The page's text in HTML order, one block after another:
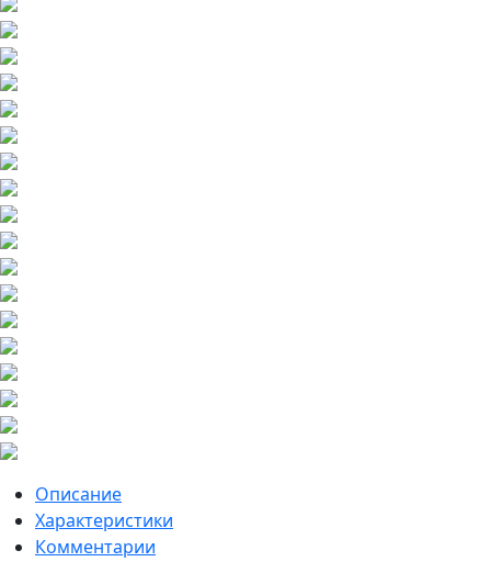
Описание
Характеристики
Комментарии